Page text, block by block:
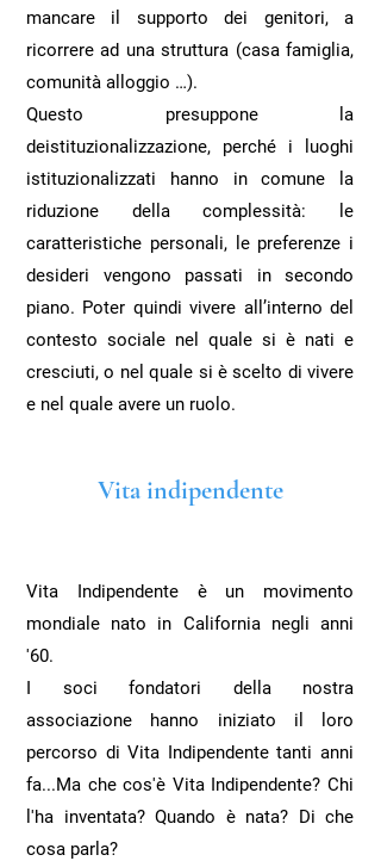
mancare il supporto dei genitori, a
ricorrere ad una struttura (casa famiglia,
comunità alloggio …).
Questo presuppone la
deistituzionalizzazione, perché i luoghi
istituzionalizzati hanno in comune la
riduzione della complessità: le
caratteristiche personali, le preferenze i
desideri vengono passati in secondo
piano. Poter quindi vivere all’interno del
contesto sociale nel quale si è nati e
cresciuti, o nel quale si è scelto di vivere
e nel quale avere un ruolo.
Vita indipendente
Vita Indipendente è un movimento
mondiale nato in California negli anni
'60.
​I soci fondatori della nostra
associazione hanno iniziato il loro
percorso di Vita Indipendente tanti anni
fa...Ma che cos'è Vita Indipendente? Chi
l'ha inventata? Quando è nata? Di che
cosa parla?